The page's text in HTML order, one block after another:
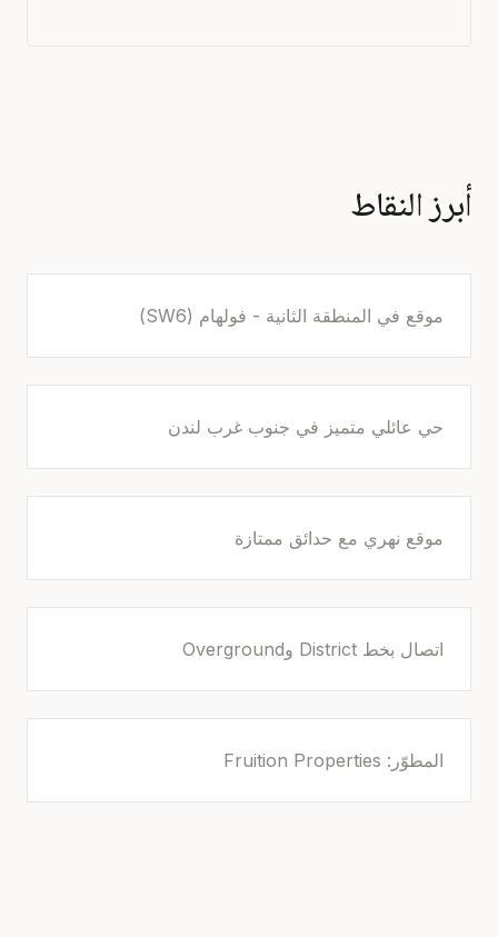
أبرز النقاط
موقع في المنطقة الثانية - فولهام (SW6)
حي عائلي متميز في جنوب غرب لندن
موقع نهري مع حدائق ممتازة
اتصال بخط District وOverground
المطوّر: Fruition Properties